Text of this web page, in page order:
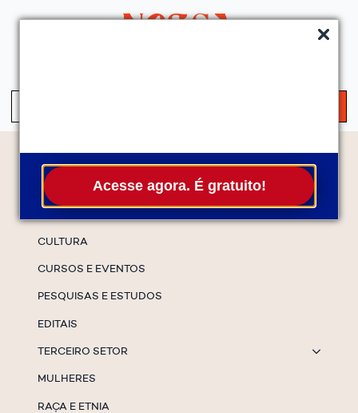
Acesse agora. É gratuito!
Temas
CULTURA
CURSOS E EVENTOS
PESQUISAS E ESTUDOS
EDITAIS
TERCEIRO SETOR
MULHERES
RAÇA E ETNIA